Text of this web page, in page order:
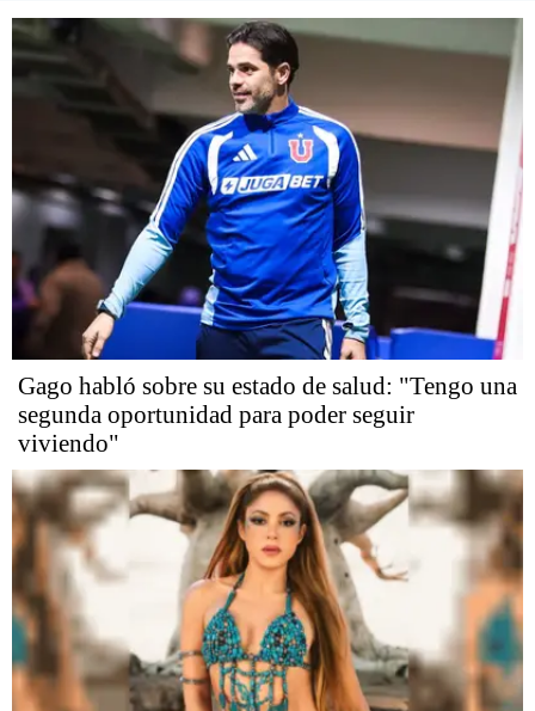
Gago habló sobre su estado de salud: "Tengo una
segunda oportunidad para poder seguir
viviendo"